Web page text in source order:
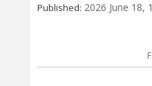
Published: 2026 June 18,